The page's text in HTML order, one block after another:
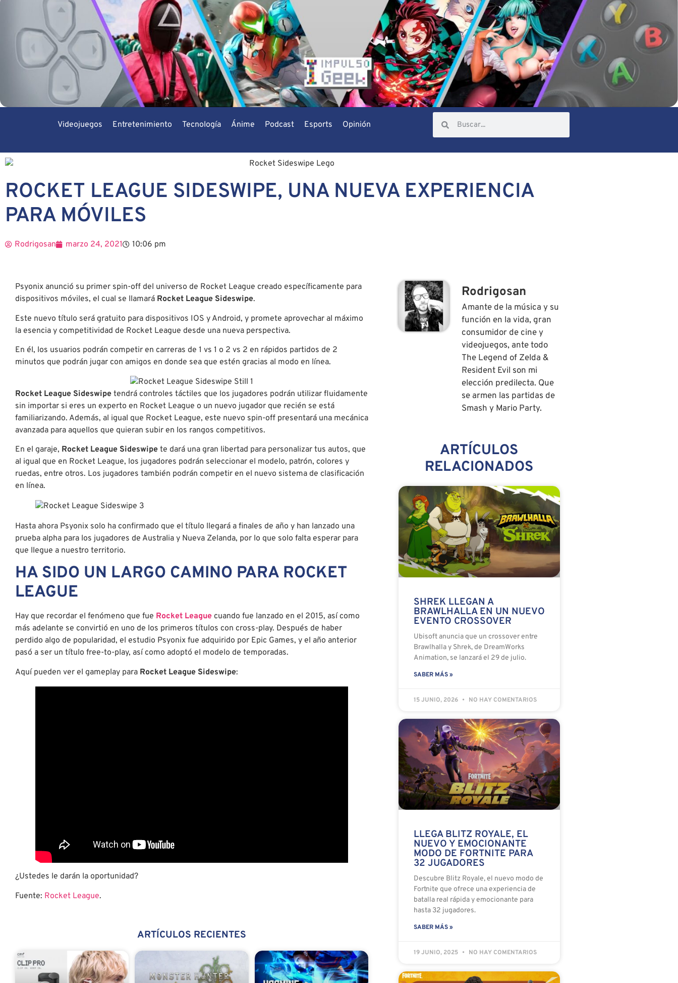
Videojuegos Entretenimiento Tecnología Ánime Podcast Esports Opinión
ROCKET LEAGUE SIDESWIPE, UNA NUEVA EXPERIENCIA
PARA MÓVILES
Rodrigosan marzo 24, 2021 10:06 pm
Psyonix anunció su primer spin-off del universo de Rocket League creado específicamente para
dispositivos móviles, el cual se llamará Rocket League Sideswipe.
Este nuevo título será gratuito para dispositivos IOS y Android, y promete aprovechar al máximo
la esencia y competitividad de Rocket League desde una nueva perspectiva.
En él, los usuarios podrán competir en carreras de 1 vs 1 o 2 vs 2 en rápidos partidos de 2
minutos que podrán jugar con amigos en donde sea que estén gracias al modo en línea.
Rocket League Sideswipe tendrá controles táctiles que los jugadores podrán utilizar fluidamente
sin importar si eres un experto en Rocket League o un nuevo jugador que recién se está
familiarizando. Además, al igual que Rocket League, este nuevo spin-off presentará una mecánica
avanzada para aquellos que quieran subir en los rangos competitivos.
En el garaje, Rocket League Sideswipe te dará una gran libertad para personalizar tus autos, que
al igual que en Rocket League, los jugadores podrán seleccionar el modelo, patrón, colores y
ruedas, entre otros. Los jugadores también podrán competir en el nuevo sistema de clasificación
en línea.
Hasta ahora Psyonix solo ha confirmado que el título llegará a finales de año y han lanzado una
prueba alpha para los jugadores de Australia y Nueva Zelanda, por lo que solo falta esperar para
que llegue a nuestro territorio.
HA SIDO UN LARGO CAMINO PARA ROCKET
LEAGUE
Hay que recordar el fenómeno que fue Rocket League cuando fue lanzado en el 2015, así como
más adelante se convirtió en uno de los primeros títulos con cross-play. Después de haber
perdido algo de popularidad, el estudio Psyonix fue adquirido por Epic Games, y el año anterior
pasó a ser un título free-to-play, así como adoptó el modelo de temporadas.
Aquí pueden ver el gameplay para Rocket League Sideswipe:
¿Ustedes le darán la oportunidad?
Fuente: Rocket League.
ARTÍCULOS RECIENTES
Rodrigosan
Amante de la música y su
función en la vida, gran
consumidor de cine y
videojuegos, ante todo
The Legend of Zelda &
Resident Evil son mi
elección predilecta. Que
se armen las partidas de
Smash y Mario Party.
ARTÍCULOS
RELACIONADOS
SHREK LLEGAN A
BRAWLHALLA EN UN NUEVO
EVENTO CROSSOVER
Ubisoft anuncia que un crossover entre
Brawlhalla y Shrek, de DreamWorks
Animation, se lanzará el 29 de julio.
SABER MÁS »
15 JUNIO, 2026 NO HAY COMENTARIOS
LLEGA BLITZ ROYALE, EL
NUEVO Y EMOCIONANTE
MODO DE FORTNITE PARA
32 JUGADORES
Descubre Blitz Royale, el nuevo modo de
Fortnite que ofrece una experiencia de
batalla real rápida y emocionante para
hasta 32 jugadores.
SABER MÁS »
19 JUNIO, 2025 NO HAY COMENTARIOS